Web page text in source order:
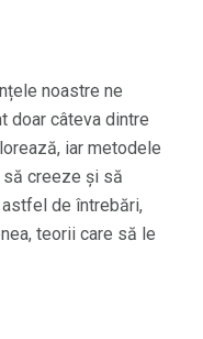
noastre ne
doar câteva dintre
iar metodele
creeze și să
de întrebări,
teorii care să le